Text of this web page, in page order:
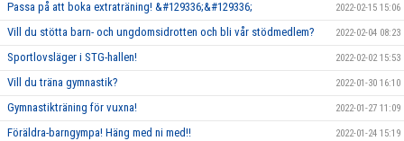
Passa på att boka extraträning! &#129336;&#129336; 2022-02-15 15:06
Vill du stötta barn- och ungdomsidrotten och bli vår stödmedlem? 2022-02-04 08:23
Sportlovsläger i STG-hallen! 2022-02-02 15:53
Vill du träna gymnastik? 2022-01-30 16:10
Gymnastikträning för vuxna! 2022-01-27 11:09
Föräldra-barngympa! Häng med ni med!! 2022-01-24 15:19